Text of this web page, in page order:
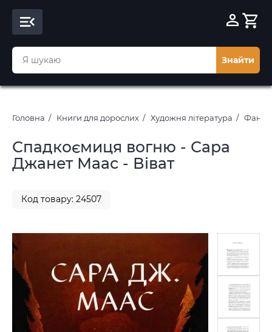
Знайти
Головна Книги для дорослих Художня література
Спадкоємиця вогню - Сара
Джанет Маас - Віват
Код товару: 24507